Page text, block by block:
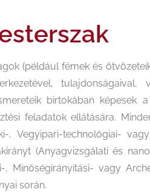
(például fémek és
tulajdonságaival,
birtokában képesek
feladatok ellátására.
, Vegyipari-technológiai-
(Anyagvizsgálati és
Minőségirányítási- vagy
során.